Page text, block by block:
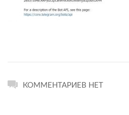
КОММЕНТАРИЕВ НЕТ